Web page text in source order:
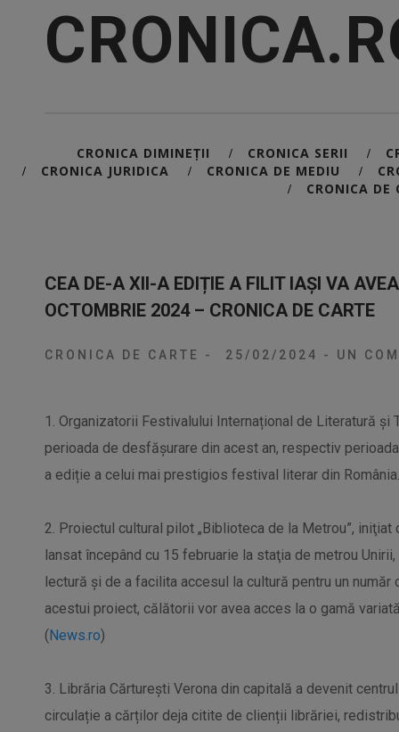
CRONICA DIMINEȚII / CRONICA SERII /
/ CRONICA JURIDICA / CRONICA DE MEDIU /
/ CRONICA DE
CEA DE-A XII-A EDIȚIE A FILIT IAȘI VA
OCTOMBRIE 2024 – CRONICA DE CARTE
CRONICA DE CARTE - 25/02/2024 - UN
1. Organizatorii Festivalului Internațional de Literatură și
perioada de desfășurare din acest an, respectiv
a ediție a celui mai prestigios festival literar din
2. Proiectul cultural pilot „Biblioteca de la Metrou”,
lansat începând cu 15 februarie la staţia de metrou
lectură şi de a facilita accesul la cultură pentru un
acestui proiect, călătorii vor avea acces la o gamă
(News.ro)
3. Librăria Cărturești Verona din capitală a devenit
circulație a cărților deja citite de clienții librăriei,